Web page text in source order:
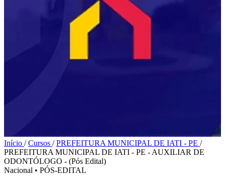
Início / Cursos / PREFEITURA MUNICIPAL DE IATI - PE /
PREFEITURA MUNICIPAL DE IATI - PE - AUXILIAR DE
ODONTÓLOGO - (Pós Edital)
Nacional • PÓS-EDITAL